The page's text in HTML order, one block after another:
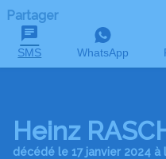
Partager
SMS WhatsApp
Heinz
décédé le 17 janvier 2024 à